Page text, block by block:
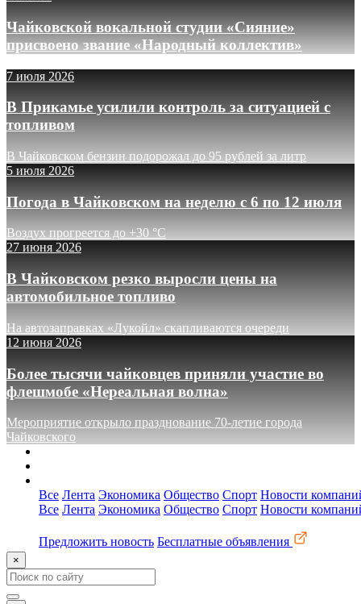
Чайковской вокальной студии «Сияние»
присвоено звание «Народный коллектив»
7 июля 2026
В Прикамье усилили контроль за ситуацией с
топливом
В Чайковском бензин подорожал до 95 рублей за литр
5 июля 2026
Погода в Чайковском на неделю с 6 по 12 июля
Воздух прогреется до +30 °C
27 июня 2026
В Чайковском резко выросли цены на
автомобильное топливо
На автозаправках «Лукойл» скапливаются очереди
12 июня 2026
Более тысячи чайковцев приняли участие во
флешмобе «Нереальная волна»
Мероприятие открыло празднование 70-летие города
Чайковского
Все Лента Экономика Общество Спорт Новости
Все Лента Экономика Общество Спорт Новости
Предложить новость Бесплатные объявления
×